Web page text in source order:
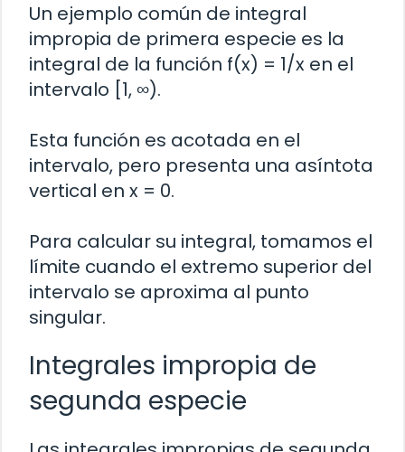
Un ejemplo común de integral
impropia de primera especie es la
integral de la función f(x) = 1/x en el
intervalo [1, ∞).
Esta función es acotada en el
intervalo, pero presenta una asíntota
vertical en x = 0.
Para calcular su integral, tomamos el
límite cuando el extremo superior del
intervalo se aproxima al punto
singular.
Integrales impropia de
segunda especie